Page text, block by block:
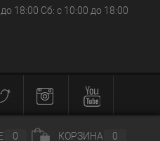
18:00 Сб: с 10:00 до 18:00
0 КОРЗИНА 0